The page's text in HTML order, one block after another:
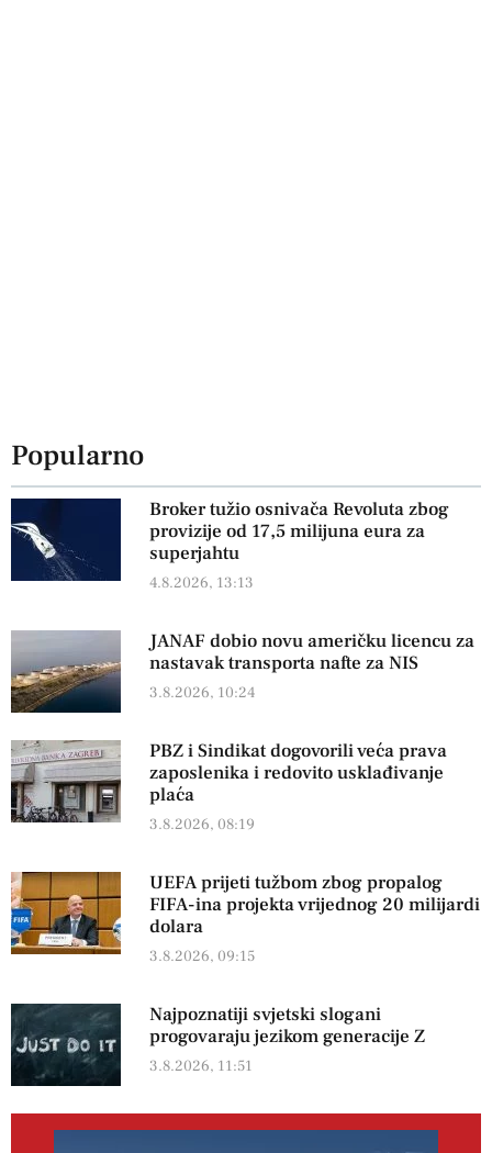
Popularno
Broker tužio osnivača Revoluta zbog
provizije od 17,5 milijuna eura za
superjahtu
4.8.2026, 13:13
JANAF dobio novu američku licencu za
nastavak transporta nafte za NIS
3.8.2026, 10:24
PBZ i Sindikat dogovorili veća prava
zaposlenika i redovito usklađivanje
plaća
3.8.2026, 08:19
UEFA prijeti tužbom zbog propalog
FIFA-ina projekta vrijednog 20 milijardi
dolara
3.8.2026, 09:15
Najpoznatiji svjetski slogani
progovaraju jezikom generacije Z
3.8.2026, 11:51